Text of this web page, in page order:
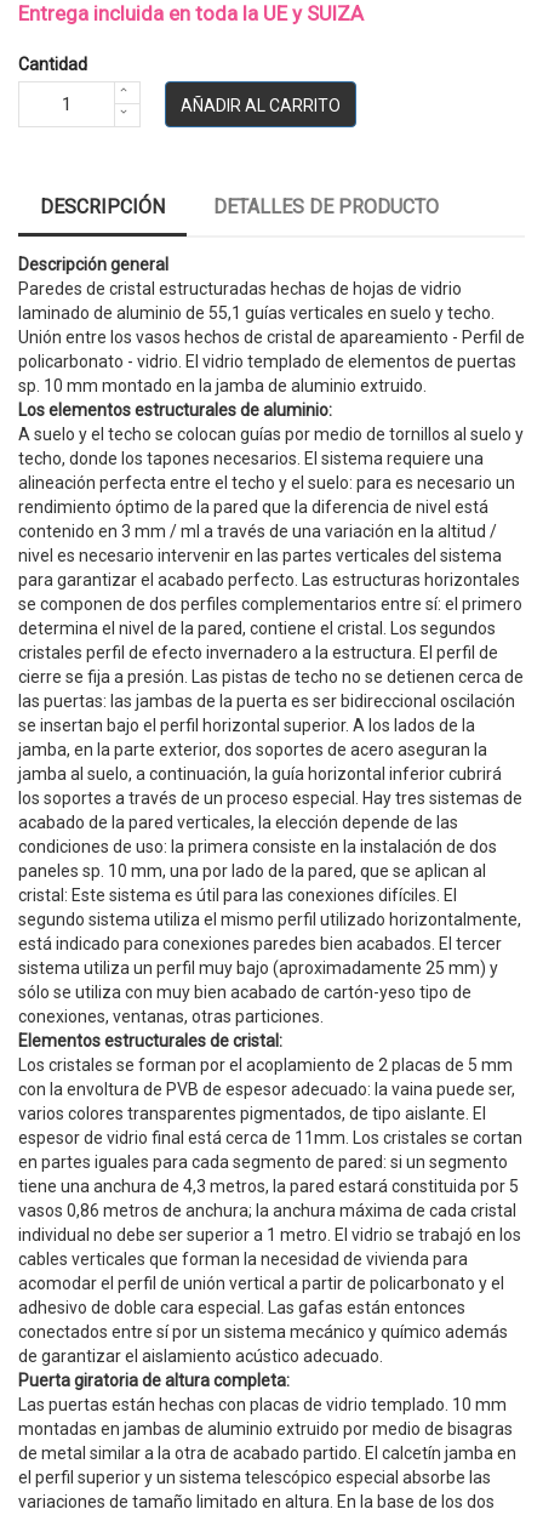
Entrega incluida en toda la UE y SUIZA
Cantidad
AÑADIR AL CARRITO
DESCRIPCIÓN DETALLES DE PRODUCTO
Descripción general
Paredes de cristal estructuradas hechas de hojas de vidrio
laminado de aluminio de 55,1 guías verticales en suelo y techo.
Unión entre los vasos hechos de cristal de apareamiento - Perfil de
policarbonato - vidrio. El vidrio templado de elementos de puertas
sp. 10 mm montado en la jamba de aluminio extruido.
Los elementos estructurales de aluminio:
A suelo y el techo se colocan guías por medio de tornillos al suelo y
techo, donde los tapones necesarios. El sistema requiere una
alineación perfecta entre el techo y el suelo: para es necesario un
rendimiento óptimo de la pared que la diferencia de nivel está
contenido en 3 mm / ml a través de una variación en la altitud /
nivel es necesario intervenir en las partes verticales del sistema
para garantizar el acabado perfecto. Las estructuras horizontales
se componen de dos perfiles complementarios entre sí: el primero
determina el nivel de la pared, contiene el cristal. Los segundos
cristales perfil de efecto invernadero a la estructura. El perfil de
cierre se fija a presión. Las pistas de techo no se detienen cerca de
las puertas: las jambas de la puerta es ser bidireccional oscilación
se insertan bajo el perfil horizontal superior. A los lados de la
jamba, en la parte exterior, dos soportes de acero aseguran la
jamba al suelo, a continuación, la guía horizontal inferior cubrirá
los soportes a través de un proceso especial. Hay tres sistemas de
acabado de la pared verticales, la elección depende de las
condiciones de uso: la primera consiste en la instalación de dos
paneles sp. 10 mm, una por lado de la pared, que se aplican al
cristal: Este sistema es útil para las conexiones difíciles. El
segundo sistema utiliza el mismo perfil utilizado horizontalmente,
está indicado para conexiones paredes bien acabados. El tercer
sistema utiliza un perfil muy bajo (aproximadamente 25 mm) y
sólo se utiliza con muy bien acabado de cartón-yeso tipo de
conexiones, ventanas, otras particiones.
Elementos estructurales de cristal:
Los cristales se forman por el acoplamiento de 2 placas de 5 mm
con la envoltura de PVB de espesor adecuado: la vaina puede ser,
varios colores transparentes pigmentados, de tipo aislante. El
espesor de vidrio final está cerca de 11mm. Los cristales se cortan
en partes iguales para cada segmento de pared: si un segmento
tiene una anchura de 4,3 metros, la pared estará constituida por 5
vasos 0,86 metros de anchura; la anchura máxima de cada cristal
individual no debe ser superior a 1 metro. El vidrio se trabajó en los
cables verticales que forman la necesidad de vivienda para
acomodar el perfil de unión vertical a partir de policarbonato y el
adhesivo de doble cara especial. Las gafas están entonces
conectados entre sí por un sistema mecánico y químico además
de garantizar el aislamiento acústico adecuado.
Puerta giratoria de altura completa:
Las puertas están hechas con placas de vidrio templado. 10 mm
montadas en jambas de aluminio extruido por medio de bisagras
de metal similar a la otra de acabado partido. El calcetín jamba en
el perfil superior y un sistema telescópico especial absorbe las
variaciones de tamaño limitado en altura. En la base de los dos